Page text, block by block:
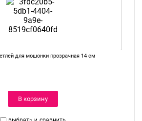
для мошонки прозрачная 14 см
В корзину